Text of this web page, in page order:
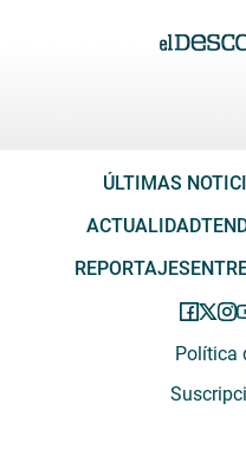
ÚLTIMAS
ACTUALIDAD
REPORTAJES
Política